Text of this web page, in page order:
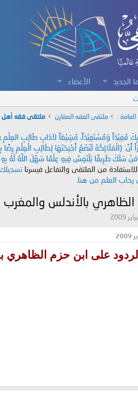
الجديد الأعضاء
العامة : ملتقى الفقه المقارن ملتقى فقه أهل
مُفِيْدَاً وَمُسْتَفِيْدَاً، مُشِيْعَاً لآدَابِ طَالِبِ العِلْمِ
أَنَّ: (الْمَلَائِكَةَ لَتَضَعُ أَجْنِحَتَهَا لِطَالِبِ الْعِلْمِ
سَلَكَ طَرِيقًا يَلْتَمِسُ فِيهِ عِلْمًا سَهَّلَ اللَّهُ لَهُ بِهِ
من الملتقى والتفاعل فيسرنا تسجيلك
رحاب العلم من هنا.
بالأندلس
الردود على ابن حزم الظاهري